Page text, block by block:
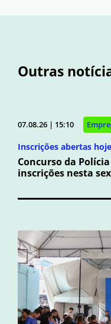
Outras
07.08.26 | 15:10
Inscrições abertas hoje
Concurso da
inscrições nesta